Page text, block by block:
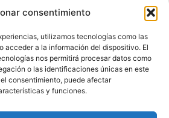
consentimiento
utilizamos tecnologías como las
acceder a la información del dispositivo. El
nos permitirá procesar datos como
o las identificaciones únicas en este
consentimiento, puede afectar
y funciones.
DEL POZO